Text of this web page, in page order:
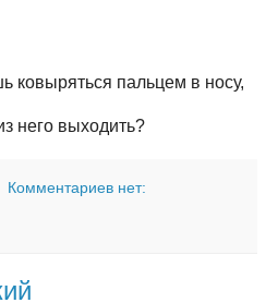
ковыряться пальцем в носу,
него выходить?
Комментариев нет: